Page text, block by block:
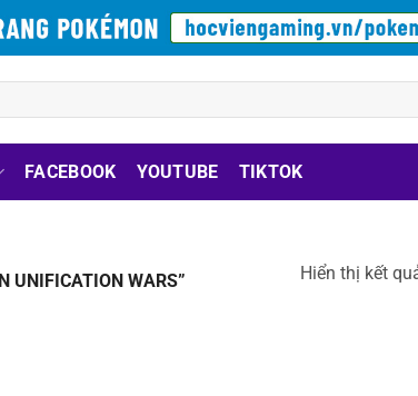
FACEBOOK YOUTUBE TIKTOK
UNIFICATION WARS”
Hiển thị kết